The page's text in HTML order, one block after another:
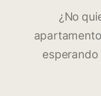
¿No
esperando